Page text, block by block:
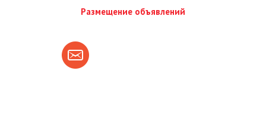
Размещение объявлений